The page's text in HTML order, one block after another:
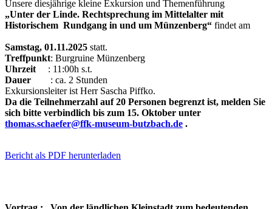
Unsere diesjährige kleine Exkursion und Themenführung
„Unter der Linde. Rechtsprechung im Mittelalter mit
Historischem Rundgang in und um Münzenberg“ findet am
Samstag, 01.11.2025 statt.
Treffpunkt: Burgruine Münzenberg
Uhrzeit : 11:00h s.t.
Dauer
: ca. 2 Stunden
Exkursionsleiter ist Herr Sascha Piffko.
Da die Teilnehmerzahl auf 20 Personen begrenzt ist, melden Sie
sich bitte verbindlich bis zum 15. Oktober unter
thomas.schaefer@ffk-museum-butzbach.de .
Bericht als PDF herunterladen